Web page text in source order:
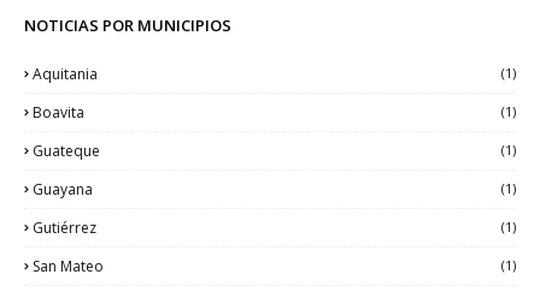
NOTICIAS POR MUNICIPIOS
Aquitania (1)
Boavita (1)
Guateque (1)
Guayana (1)
Gutiérrez (1)
San Mateo (1)